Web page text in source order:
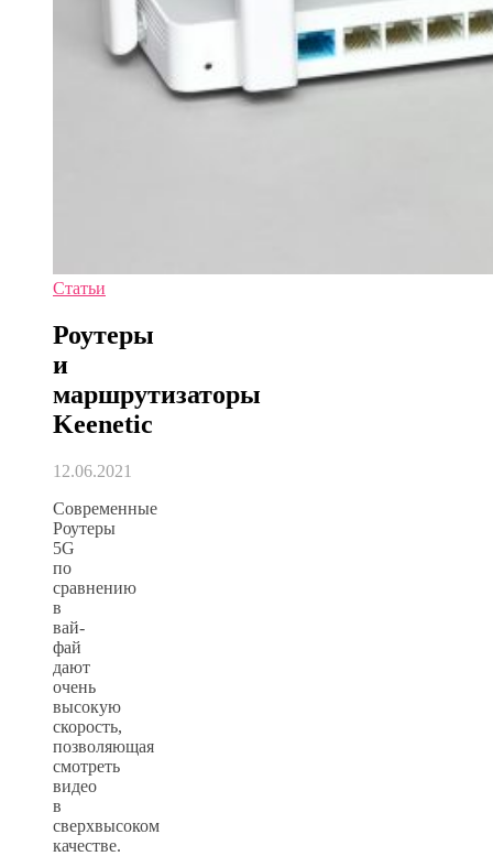
Статьи
Роутеры
и
маршрутизаторы
Keenetic
12.06.2021
Современные
Роутеры
5G
по
сравнению
в
вай-
фай
дают
очень
высокую
скорость,
позволяющая
смотреть
видео
в
сверхвысоком
качестве.